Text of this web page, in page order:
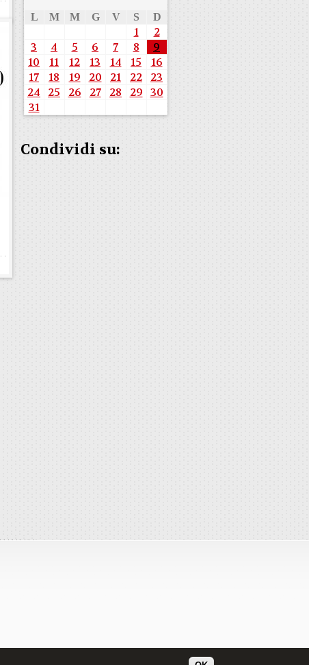
L M M G V S D
1
2
3
4 5 6 7 8
9
10
11 12 13 14 15
16
17
18 19 20 21 22
23
24
25 26 27 28 29 30
31
Condividi su: